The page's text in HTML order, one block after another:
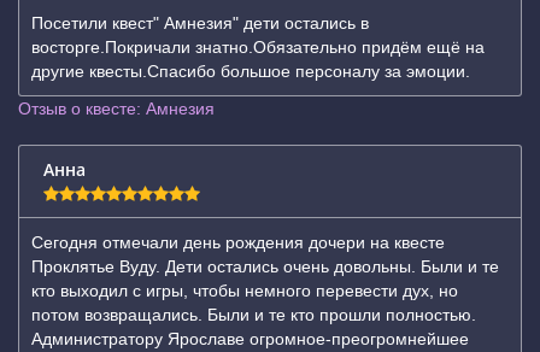
Посетили квест" Амнезия" дети остались в
восторге.Покричали знатно.Обязательно придём ещё на
другие квесты.Спасибо большое персоналу за эмоции.
Отзыв о квесте: Амнезия
Анна
Сегодня отмечали день рождения дочери на квесте
Проклятье Вуду. Дети остались очень довольны. Были и те
кто выходил с игры, чтобы немного перевести дух, но
потом возвращались. Были и те кто прошли полностью.
Администратору Ярославе огромное-преогромнейшее